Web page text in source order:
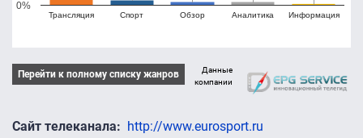
Трансляция Спорт Обзор Аналитика Информация
0%
Перейти к полному списку жанров
Данные
компании
Сайт телеканала http://www.eurosport.ru